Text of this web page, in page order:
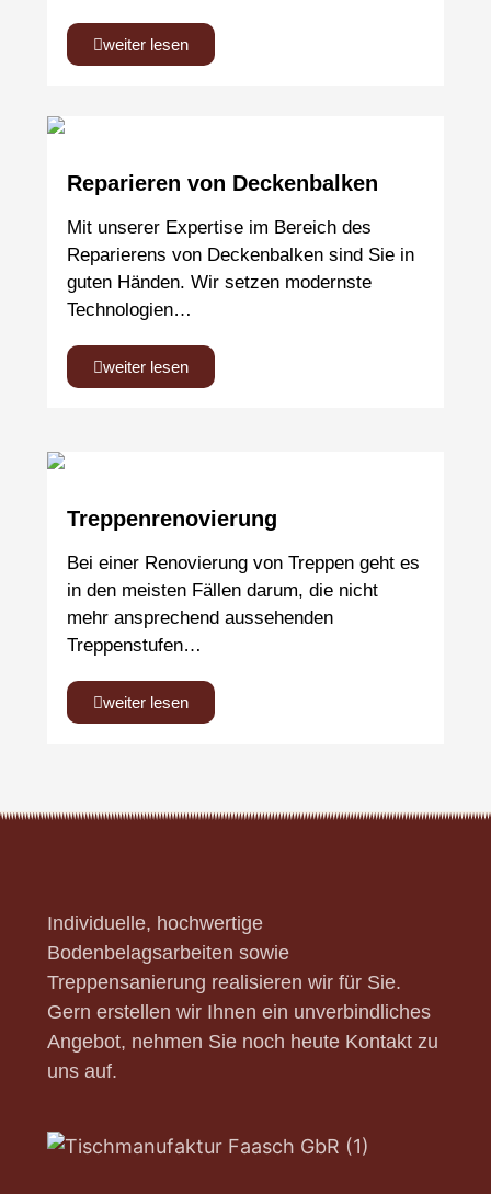
weiter lesen
Reparieren von Deckenbalken
Mit unserer Expertise im Bereich des
Reparierens von Deckenbalken sind Sie in
guten Händen. Wir setzen modernste
Technologien…
weiter lesen
Treppenrenovierung
Bei einer Renovierung von Treppen geht es
in den meisten Fällen darum, die nicht
mehr ansprechend aussehenden
Treppenstufen…
weiter lesen
Individuelle, hochwertige
Bodenbelagsarbeiten sowie
Treppensanierung realisieren wir für Sie.
Gern erstellen wir Ihnen ein unverbindliches
Angebot, nehmen Sie noch heute Kontakt zu
uns auf.